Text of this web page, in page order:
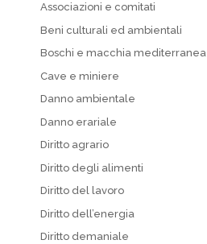
Associazioni e comitati
Beni culturali ed ambientali
Boschi e macchia mediterranea
Cave e miniere
Danno ambientale
Danno erariale
Diritto agrario
Diritto degli alimenti
Diritto del lavoro
Diritto dell’energia
Diritto demaniale